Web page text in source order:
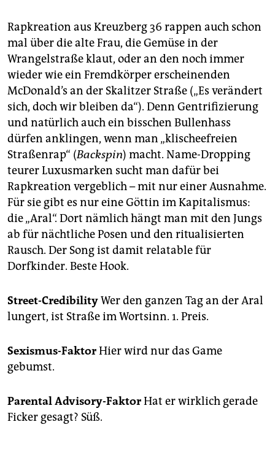
Rapkreation aus Kreuzberg 36 rappen auch schon
mal über die alte Frau, die Gemüse in der
Wrangelstraße klaut, oder an den noch immer
wieder wie ein Fremdkörper erscheinenden
McDonald’s an der Skalitzer Straße („Es verändert
sich, doch wir bleiben da“). Denn Gentrifizierung
und natürlich auch ein bisschen Bullenhass
dürfen anklingen, wenn man „klischeefreien
Straßenrap“ (Backspin) macht. Name-Dropping
teurer Luxusmarken sucht man dafür bei
Rapkreation vergeblich – mit nur einer Ausnahme.
Für sie gibt es nur eine Göttin im Kapitalismus:
die „Aral“. Dort nämlich hängt man mit den Jungs
ab für nächtliche Posen und den ritualisierten
Rausch. Der Song ist damit relatable für
Dorfkinder. Beste Hook.
Street-CredibilityWer den ganzen Tag an der Aral
lungert, ist Straße im Wortsinn. 1. Preis.
Sexismus-FaktorHier wird nur das Game
gebumst.
Parental Advisory-FaktorHat er wirklich gerade
Ficker gesagt? Süß.